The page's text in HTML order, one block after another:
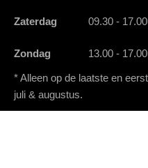
Zaterdag 09.30 -
Zondag 13.00 -
* Alleen op de laatste en
juli & augustus.